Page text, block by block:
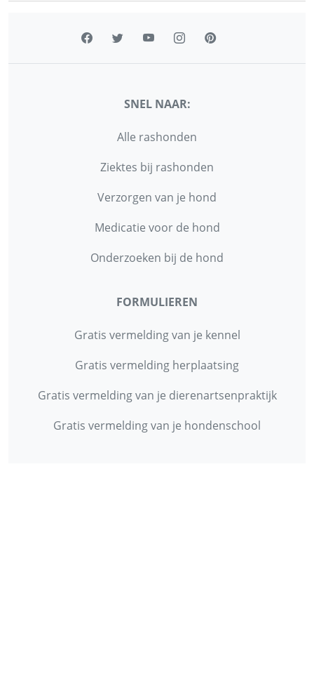
SNEL NAAR:
Alle rashonden
Ziektes bij rashonden
Verzorgen van je hond
Medicatie voor de hond
Onderzoeken bij de hond
FORMULIEREN
Gratis vermelding van je kennel
Gratis vermelding herplaatsing
Gratis vermelding van je dierenartsenpraktijk
Gratis vermelding van je hondenschool